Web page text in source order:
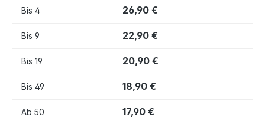
Bis 4 26,90 €
Bis 9 22,90 €
Bis 19 20,90 €
Bis 49 18,90 €
Ab 50 17,90 €